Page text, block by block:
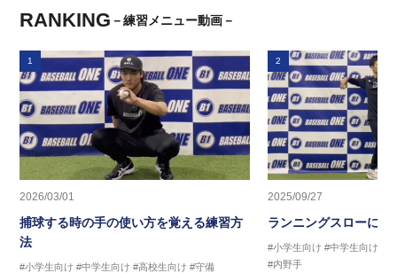
RANKING －練習メニュー動画－
1
2026/03/01
捕球する時の手の使い方を覚える練習方
法
#小学生向け #中学生向け #高校生向け #守備
2
2025/09/27
ランニングスローに繋
#小学生向け #中学生向け
#内野手